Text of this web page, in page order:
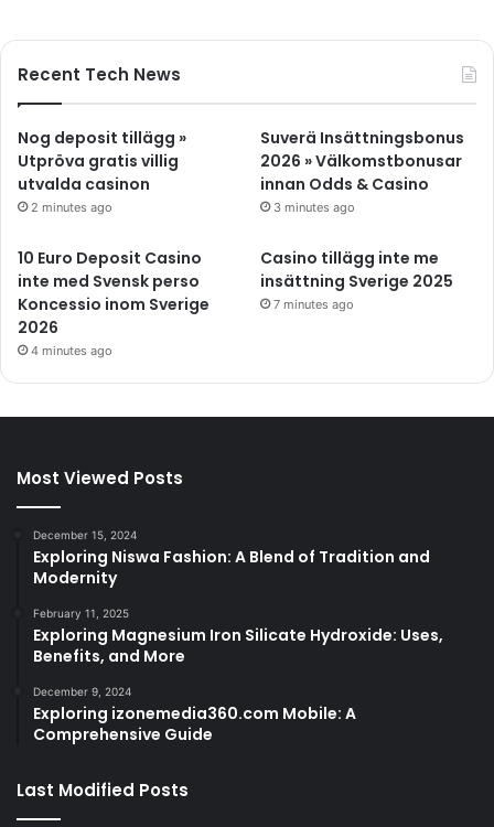
Recent Tech News
Nog deposit tillägg »
Utpröva gratis villig
utvalda casinon
2 minutes ago
Suverä Insättningsbonus
2026 » Välkomstbonusar
innan Odds & Casino
3 minutes ago
10 Euro Deposit Casino
inte med Svensk perso
Koncessio inom Sverige
2026
4 minutes ago
Casino tillägg inte me
insättning Sverige 2025
7 minutes ago
Most Viewed Posts
December 15, 2024
Exploring Niswa Fashion: A Blend of Tradition and
Modernity
February 11, 2025
Exploring Magnesium Iron Silicate Hydroxide: Uses,
Benefits, and More
December 9, 2024
Exploring izonemedia360.com Mobile: A
Comprehensive Guide
Last Modified Posts